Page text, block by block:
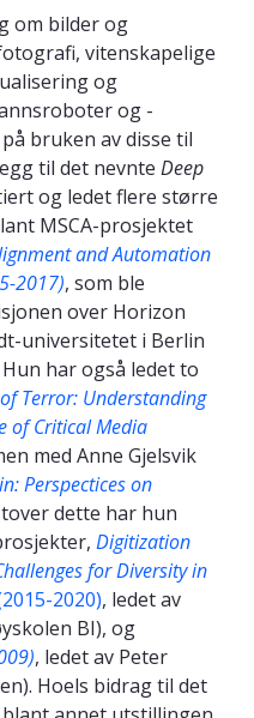
om bilder og
vitenskapelige
og
og -
bruken av disse til
til det nevnte Deep
og ledet flere større
MSCA-prosjektet
and Automation
2017), som ble
over Horizon
universitetet i Berlin
har også ledet to
Terror: Understanding
of Critical Media
med Anne Gjelsvik
Perspectices on
dette har hun
Digitization
for Diversity in
2020), ledet av
BI), og
, ledet av Peter
Hoels bidrag til det